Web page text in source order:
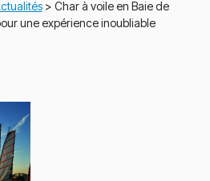
> Char à voile en Baie de
une expérience inoubliable